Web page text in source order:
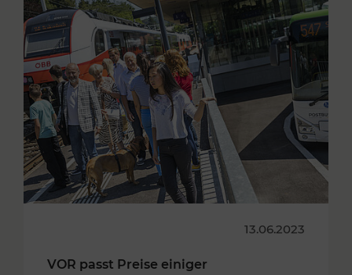
13.06.2023
VOR passt Preise einiger